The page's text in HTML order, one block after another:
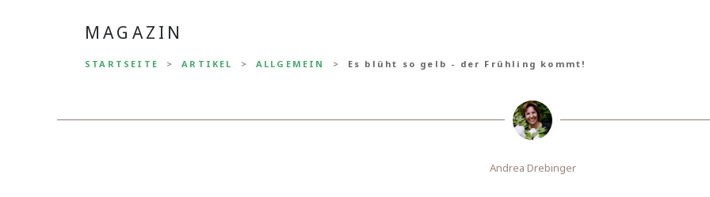
MAGAZIN
STARTSEITE ARTIKEL ALLGEMEIN Es blüht so gelb - der Frühling kommt!
Andrea Drebinger